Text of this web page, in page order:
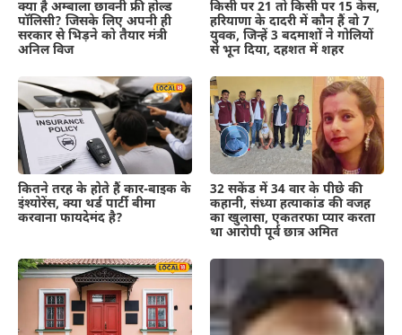
क्या है अम्बाला छावनी फ्री होल्ड
पॉलिसी? जिसके लिए अपनी ही
सरकार से भिड़ने को तैयार मंत्री
अनिल विज
किसी पर 21 तो किसी पर 15 केस,
हरियाणा के दादरी में कौन हैं वो 7
युवक, जिन्हें 3 बदमाशों ने गोलियों
से भून दिया, दहशत में शहर
कितने तरह के होते हैं कार-बाइक के
इंश्योरेंस, क्या थर्ड पार्टी बीमा
करवाना फायदेमंद है?
32 सकेंड में 34 वार के पीछे की
कहानी, संध्या हत्याकांड की वजह
का खुलासा, एकतरफा प्यार करता
था आरोपी पूर्व छात्र अमित